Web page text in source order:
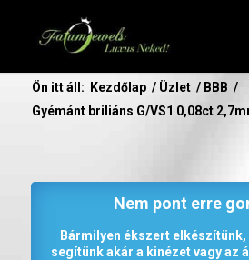
Ön itt áll: Kezdőlap / Üzlet / BBB /
Gyémánt briliáns G/VS1 0,08ct
Nem pont erre
Bármilyen ékszert
segítünk akár a kinézet vagy az